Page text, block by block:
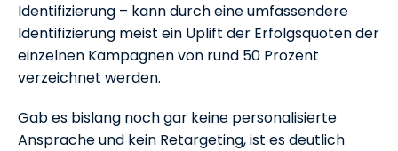
Identifizierung – kann durch eine umfassendere
Identifizierung meist ein Uplift der Erfolgsquoten der
einzelnen Kampagnen von rund 50 Prozent
verzeichnet werden.
Gab es bislang noch gar keine personalisierte
Ansprache und kein Retargeting, ist es deutlich